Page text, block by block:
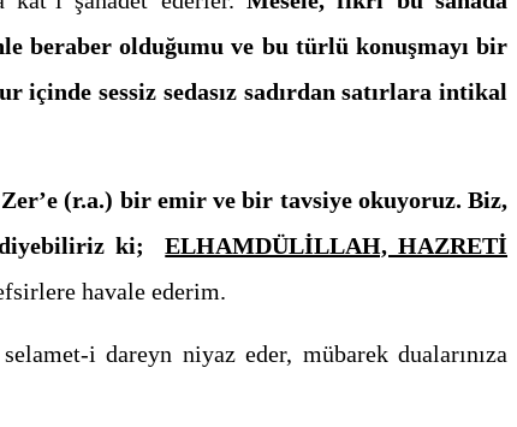
beraber olduğumu ve bu türlü konuşmayı bir
sessiz sedasız sadırdan satırlara intikal
(r.a.) bir emir ve bir tavsiye okuyoruz. Biz,
diyebiliriz ki;ELHAMDÜLİLLAH, HAZRETİ
havale ederim.
i dareyn niyaz eder, mübarek dualarınıza